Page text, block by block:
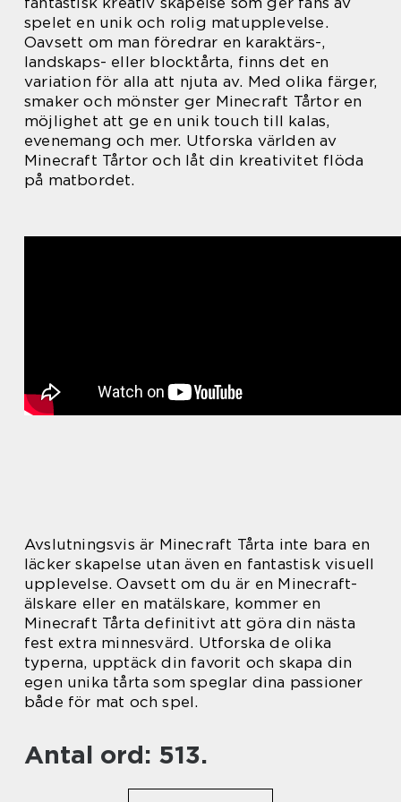
spelet en unik och rolig matupplevelse.
Oavsett om man föredrar en karaktärs-,
landskaps- eller blocktårta, finns det en
variation för alla att njuta av. Med olika färger,
smaker och mönster ger Minecraft Tårtor en
möjlighet att ge en unik touch till kalas,
evenemang och mer. Utforska världen av
Minecraft Tårtor och låt din kreativitet flöda
på matbordet.
Avslutningsvis är Minecraft Tårta inte bara en
läcker skapelse utan även en fantastisk visuell
upplevelse. Oavsett om du är en Minecraft-
älskare eller en matälskare, kommer en
Minecraft Tårta definitivt att göra din nästa
fest extra minnesvärd. Utforska de olika
typerna, upptäck din favorit och skapa din
egen unika tårta som speglar dina passioner
både för mat och spel.
Antal ord: 513.